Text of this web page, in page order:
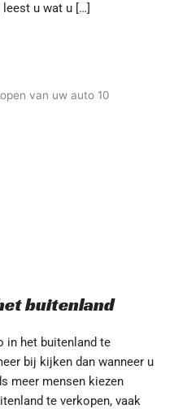
u wat u […]
buitenland
in het buitenland te
bij kijken dan wanneer u
meer mensen kiezen
te verkopen, vaak